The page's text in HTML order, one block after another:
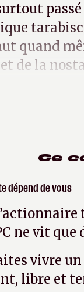
passé
quand
de la
Ce
dépend de vous
ne vit que
vivre
libre et